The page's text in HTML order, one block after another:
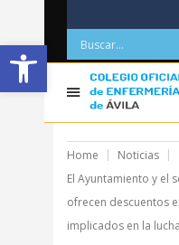
Abrir barra de
Home
Noticias
El Ayuntamiento y el
ofrecen descuentos
implicados en la